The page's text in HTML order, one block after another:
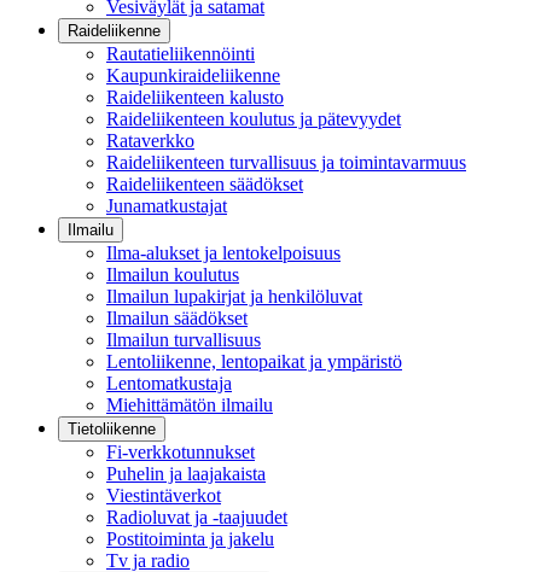
Vesiväylät ja satamat
Raideliikenne
Rautatieliikennöinti
Kaupunkiraideliikenne
Raideliikenteen kalusto
Raideliikenteen koulutus ja pätevyydet
Rataverkko
Raideliikenteen turvallisuus ja toimintavarmuus
Raideliikenteen säädökset
Junamatkustajat
Ilmailu
Ilma-alukset ja lentokelpoisuus
Ilmailun koulutus
Ilmailun lupakirjat ja henkilöluvat
Ilmailun säädökset
Ilmailun turvallisuus
Lentoliikenne, lentopaikat ja ympäristö
Lentomatkustaja
Miehittämätön ilmailu
Tietoliikenne
Fi-verkkotunnukset
Puhelin ja laajakaista
Viestintäverkot
Radioluvat ja -taajuudet
Postitoiminta ja jakelu
Tv ja radio